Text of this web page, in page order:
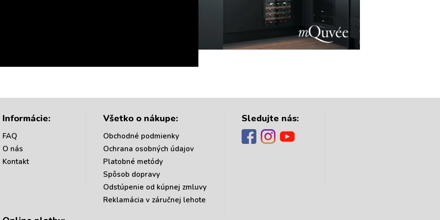
Informácie:
FAQ
O nás
Kontakt
Všetko o nákupe:
Obchodné podmienky
Ochrana osobných údajov
Platobné metódy
Spôsob dopravy
Odstúpenie od kúpnej zmluvy
Reklamácia v záručnej lehote
Sledujte nás: